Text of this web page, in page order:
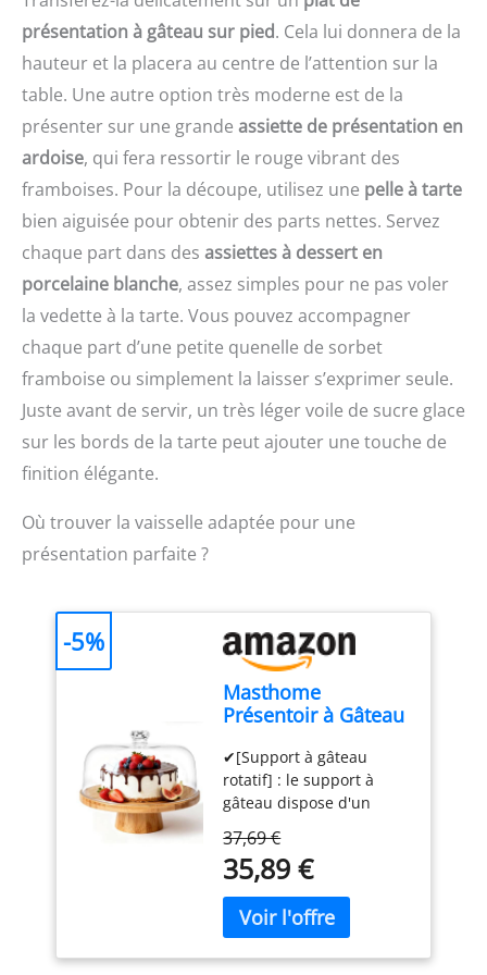
nombreuses années. Tala
– une référence depuis
1899 : Plus de 120 ans
d’expérience dans la
fabrication d’ustensiles
de pâtisserie fiables et de
qualité, utilisés par
amateurs et
professionnels.
Réparties sur du papier
cuisson, les perles
pâte et aident à réduire
les bulles et le
rétrécissement au four
CÉRAMIQUE RÉSISTANTE
À LA CHALEUR: Les perles
supportent la cuisson au
four et aident à répartir
la chaleur sur le fond de
pâte lors des
préparations sucrées ou
salées RÉUTILISABLES ET
SIMPLES À NETTOYER:
Laissez les perles
refroidir après cuisson,
lavez les à la main,
séchez les bien puis
rangez les dans la boîte
présentation à gâteau sur pied. Cela lui donnera de la
hauteur et la placera au centre de l’attention sur la
table. Une autre option très moderne est de la
présenter sur une grande assiette de présentation en
ardoise, qui fera ressortir le rouge vibrant des
framboises. Pour la découpe, utilisez une pelle à tarte
bien aiguisée pour obtenir des parts nettes. Servez
chaque part dans des assiettes à dessert en
porcelaine blanche, assez simples pour ne pas voler
la vedette à la tarte. Vous pouvez accompagner
chaque part d’une petite quenelle de sorbet
framboise ou simplement la laisser s’exprimer seule.
Juste avant de servir, un très léger voile de sucre glace
sur les bords de la tarte peut ajouter une touche de
finition élégante.
Où trouver la vaisselle adaptée pour une
présentation parfaite ?
Masthome
Présentoir à Gâteau
Couvercle, 6in1
Cloche à Gâteaux
Multifonctionelle,
Support Gâteau en
Bois Rotatif pour
Pâtisserie/Desserts
✔[Support à gâteau
rotatif] : le support à
gâteau dispose d'un
qui vous permet d'ajuster
facilement la position du
gâteau. Vous pouvez voir
le gâteau sous différents
angles, ce qui facilite la
cuisson et la décoration.
37,69 €
35,89 €
-5%